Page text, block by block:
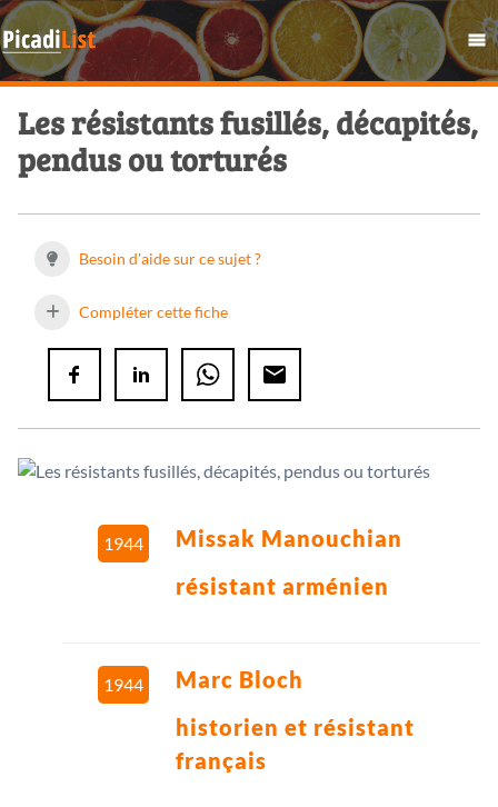
Les résistants fusillés, décapités,
pendus ou torturés
Besoin d'aide sur ce sujet ?
Compléter cette fiche
1944
Missak Manouchian
résistant arménien
1944
Marc Bloch
historien et résistant
français